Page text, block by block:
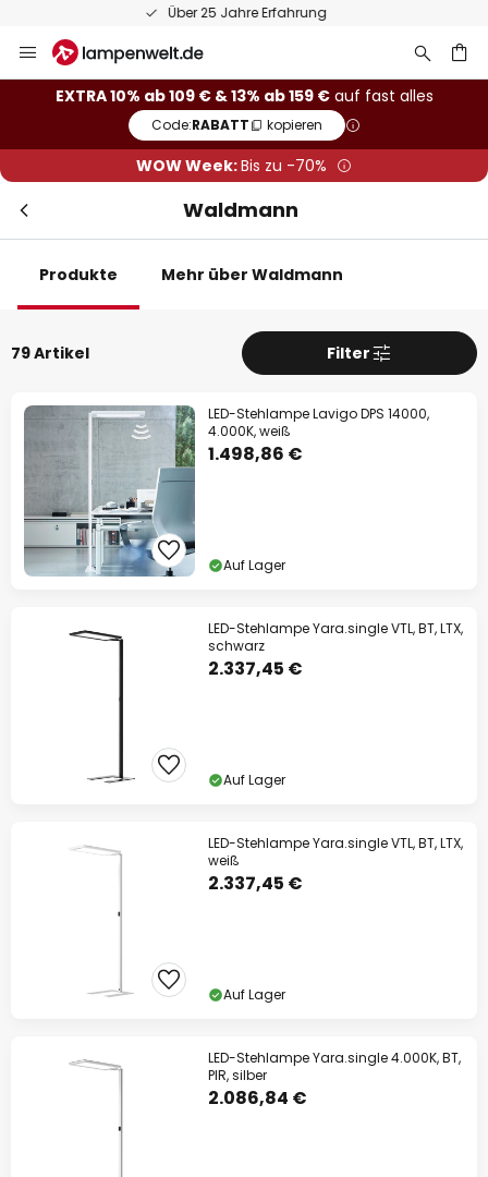
50 Tage kostenlose Retoure
Inhalt
springen
EXTRA 10% ab 109 € & 13% ab 159 €auf fast alles
Code:RABATT kopieren
WOW Week:Bis zu -70%
Waldmann
Produkte Mehr über Waldmann
79 Artikel Filter
LED-Stehlampe Lavigo DPS 14000,
4.000K, weiß
1.498,86 €
Auf Lager
LED-Stehlampe Yara.single VTL, BT, LTX,
schwarz
2.337,45 €
Auf Lager
LED-Stehlampe Yara.single VTL, BT, LTX,
weiß
2.337,45 €
Auf Lager
LED-Stehlampe Yara.single 4.000K, BT,
PIR, silber
2.086,84 €
Extra-Rabatt
10% Rabattab 109 €
13% Rabattab 159 €
Jetzt einlösen
*Ausgenommene Hersteller